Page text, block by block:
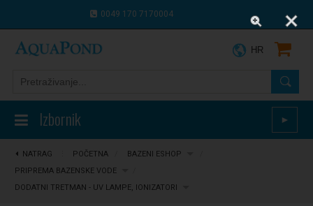
0049 170 7170004
Izbornik ►
HR
NATRAG POČETNA BAZENI ESHOP
PRIPREMA BAZENSKE VODE
DODATNI TRETMAN - UV LAMPE, IONIZATORI